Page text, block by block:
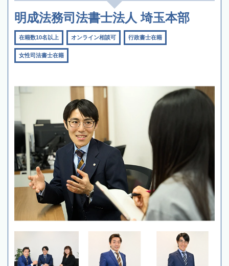
明成法務司法書士法人 埼玉本部
在籍数10名以上 オンライン相談可 行政書士在籍
女性司法書士在籍